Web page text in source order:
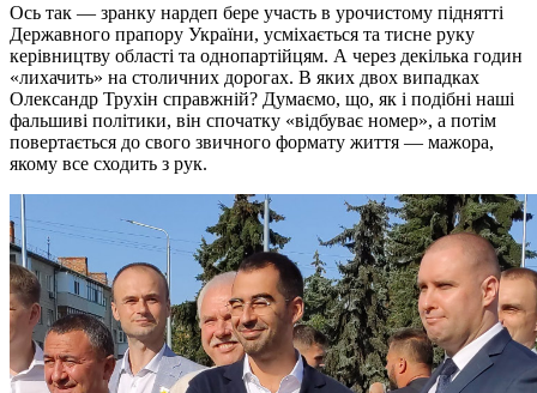
Ось так — зранку нардеп бере участь в урочистому піднятті
Державного прапору України, усміхається та тисне руку
керівництву області та однопартійцям. А через декілька годин
«лихачить» на столичних дорогах. В яких двох випадках
Олександр Трухін справжній? Думаємо, що, як і подібні наші
фальшиві політики, він спочатку «відбуває номер», а потім
повертається до свого звичного формату життя — мажора,
якому все сходить з рук.